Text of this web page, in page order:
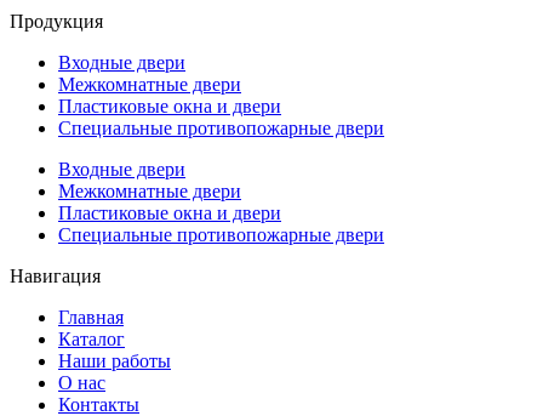
Продукция
Входные двери
Межкомнатные двери
Пластиковые окна и двери
Специальные противопожарные двери
Входные двери
Межкомнатные двери
Пластиковые окна и двери
Специальные противопожарные двери
Навигация
Главная
Каталог
Наши работы
О нас
Контакты